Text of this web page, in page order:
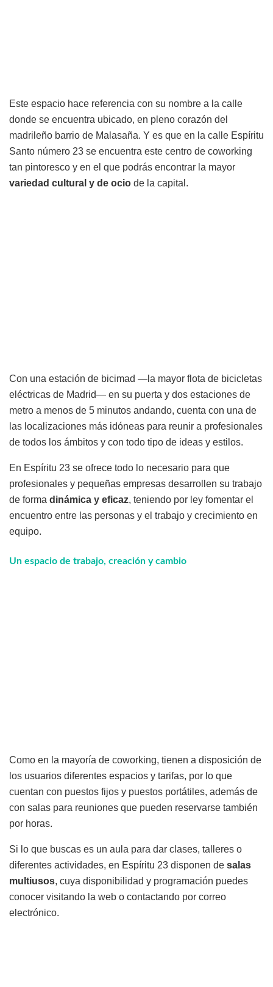
Este espacio hace referencia con su nombre a la calle
donde se encuentra ubicado, en pleno corazón del
madrileño barrio de Malasaña. Y es que en la calle Espíritu
Santo número 23 se encuentra este centro de coworking
tan pintoresco y en el que podrás encontrar la mayor
variedad cultural y de ocio de la capital.
Con una estación de bicimad —la mayor flota de bicicletas
eléctricas de Madrid— en su puerta y dos estaciones de
metro a menos de 5 minutos andando, cuenta con una de
las localizaciones más idóneas para reunir a profesionales
de todos los ámbitos y con todo tipo de ideas y estilos.
En Espíritu 23 se ofrece todo lo necesario para que
profesionales y pequeñas empresas desarrollen su trabajo
de forma dinámica y eficaz, teniendo por ley fomentar el
encuentro entre las personas y el trabajo y crecimiento en
equipo.
Un espacio de trabajo, creación y cambio
Como en la mayoría de coworking, tienen a disposición de
los usuarios diferentes espacios y tarifas, por lo que
cuentan con puestos fijos y puestos portátiles, además de
con salas para reuniones que pueden reservarse también
por horas.
Si lo que buscas es un aula para dar clases, talleres o
diferentes actividades, en Espíritu 23 disponen de salas
multiusos, cuya disponibilidad y programación puedes
conocer visitando la web o contactando por correo
electrónico.